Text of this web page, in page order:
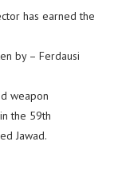
has earned the
by – Ferdausi
weapon
the 59th
Jawad.